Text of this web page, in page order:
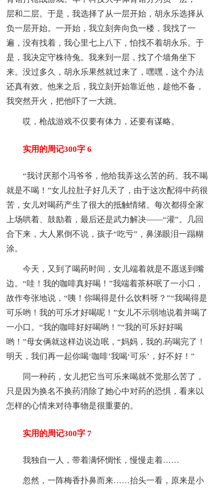
层和二层。于是，我选择了从一层开始，胡永乐选择从
负一层开始。一开始，我立刻奔向负一楼，我找了一
遍，没有找着，我心里七上八下，怕找不着胡永乐。于
是，我决定守株待兔。我来到一层，找了个墙角坐下
来。没过多久，胡永乐果然就过来了，嘿嘿，这个办法
还真有效。他来之后，我立刻开始靠近他，趁他不备，
我突然开火，把他吓了一大跳。
哎，枪战游戏不仅要有体力，还要有谋略。
实用的周记300字 6
“我讨厌那个冯爷爷，他给我弄这么苦的药。我不喝
就是不喝！”女儿拉肚子好几天了，由于这次配得中药很
苦，女儿对喝药产生了很大的抵触情绪。每次都得全家
上场哄着、鼓励着，最后还是武力解决——“灌”。几回
合下来，大人累倒不说，孩子“吃亏”，鼻涕眼泪一蹋糊
涂。
今天，又到了喝药时间，女儿端着就是不愿送到嘴
边。“哇！我的咖啡真好喝！”我端着茶杯呡了一小口，
故作夸张地说，“咦！你喝得是什么饮料呀？”“我喝得是
可乐哟！我的可乐才好喝呢！”女儿不示弱地说着并喝了
一小口。“我的咖啡好好喝哟！”“我的可乐好好喝
哟！”母女俩就这样边说边呡，“妈妈，我的.药喝完了！
明天，我们再一起你喝‘咖啡’我喝‘可乐’，好不好！”
同一种药，女儿把它当可乐来喝就不觉那么苦了，
只是因为换名不换药消除了她心中对药的恐惧，看来以
怎样的心情来对待事物是很重要的。
实用的周记300字 7
我独自一人，带着满怀惆怅，慢慢走着……
忽然，一阵梅香扑鼻而来……抬头一看，原来是小